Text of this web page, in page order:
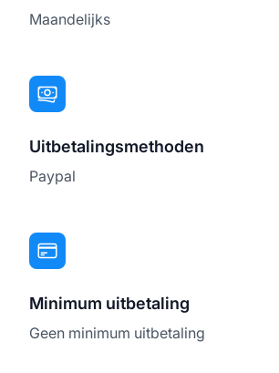
Maandelijks
Uitbetalingsmethoden
Paypal
Minimum uitbetaling
Geen minimum uitbetaling